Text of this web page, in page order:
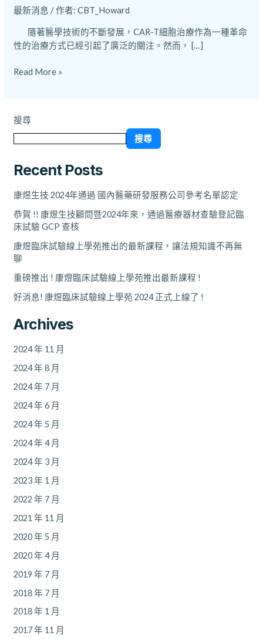
最新消息 / 作者: CBT_Howard
隨著醫學技術的不斷發展，CAR-T細胞治療作為一種革命
性的治療方式已經引起了廣泛的關注。然而， […]
病
CAR-
T
胞
的
來
前
研
討
會
Read More »
搜尋
搜尋
Recent Posts
康煜生技 2024年通過 國內醫藥研發服務公司參考名單認定
恭賀 !! 康煜生技顧問暨2024年來，通過醫療器材查驗登記臨
床試驗 GCP 查核
康煜臨床試驗線上學苑推出的最新課程，讓法規知識不再無
聊
重磅推出 ! 康煜臨床試驗線上學苑推出最新課程 !
好消息! 康煜臨床試驗線上學苑 2024 正式上線了 !
Archives
2024 年 11 月
2024 年 8 月
2024 年 7 月
2024 年 6 月
2024 年 5 月
2024 年 4 月
2024 年 3 月
2023 年 1 月
2022 年 7 月
2021 年 11 月
2020 年 5 月
2020 年 4 月
2019 年 7 月
2018 年 7 月
2018 年 1 月
2017 年 11 月